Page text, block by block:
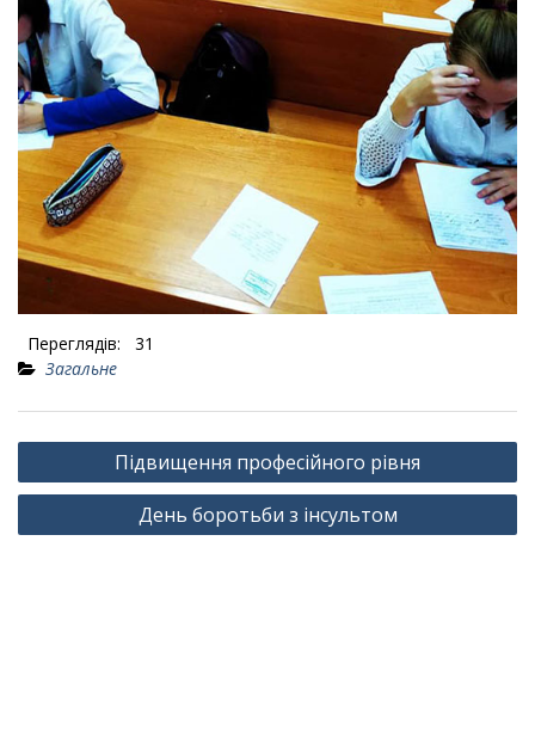
Переглядів:
31
Загальне
Навігація
записів
Підвищення професійного рівня
День боротьби з інсультом